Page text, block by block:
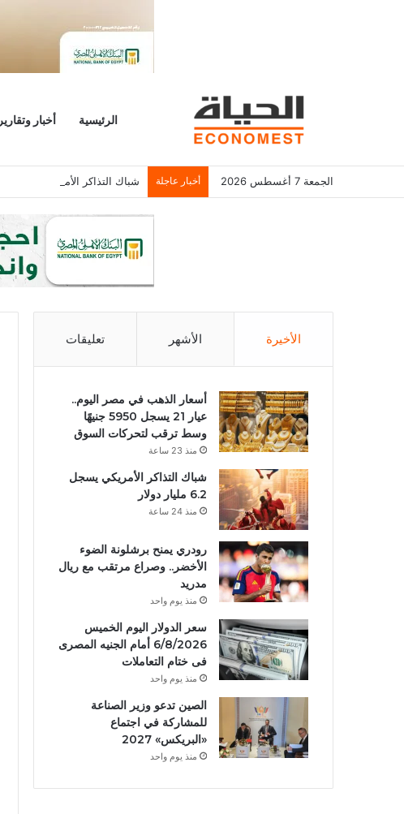
الرئيسية أخبار وتقارير
الجمعة 7 أغسطس 2026 أخبار عاجلة شباك التذاكر الأمريكي يسجل 6.2 مليار دولار
الأخيرة الأشهر تعليقات
أسعار الذهب في مصر اليوم..
عيار 21 يسجل 5950 جنيهًا
وسط ترقب لتحركات السوق
منذ 23 ساعة
شباك التذاكر الأمريكي يسجل
6.2 مليار دولار
منذ 24 ساعة
رودري يمنح برشلونة الضوء
الأخضر.. وصراع مرتقب مع ريال
مدريد
منذ يوم واحد
سعر الدولار اليوم الخميس
6/8/2026 أمام الجنيه المصرى
فى ختام التعاملات
منذ يوم واحد
الصين تدعو وزير الصناعة
للمشاركة في اجتماع
«البريكس» 2027
منذ يوم واحد